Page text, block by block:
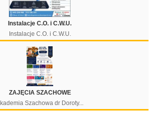
Instalacje C.O. i C.W.U.
Instalacje C.O. i C.W.U.
ZAJĘCIA SZACHOWE
Szachowa dr Doroty...